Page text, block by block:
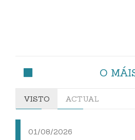
O
VISTO ACTUAL
01/08/2026